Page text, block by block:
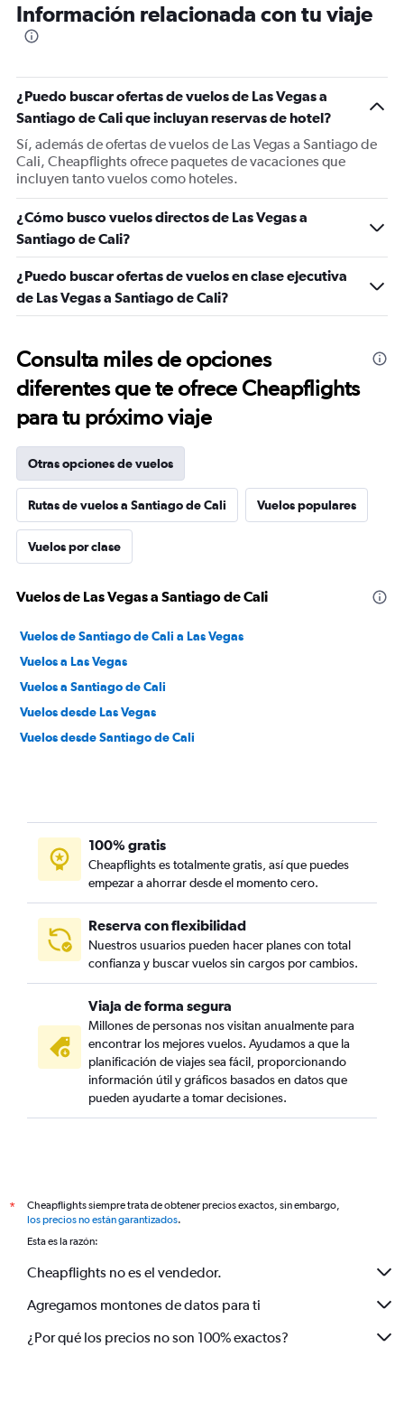
Información relacionada con tu viaje
¿Puedo buscar ofertas de vuelos de Las Vegas a
Santiago de Cali que incluyan reservas de hotel?
Sí, además de ofertas de vuelos de Las Vegas a Santiago de
Cali, Cheapflights ofrece paquetes de vacaciones que
incluyen tanto vuelos como hoteles.
¿Cómo busco vuelos directos de Las Vegas a
Santiago de Cali?
¿Puedo buscar ofertas de vuelos en clase ejecutiva
de Las Vegas a Santiago de Cali?
Consulta miles de opciones
diferentes que te ofrece Cheapflights
para tu próximo viaje
Otras opciones de vuelos
Rutas de vuelos a Santiago de Cali Vuelos populares
Vuelos por clase
Vuelos de Las Vegas a Santiago de Cali
Vuelos de Santiago de Cali a Las Vegas
Vuelos a Las Vegas
Vuelos a Santiago de Cali
Vuelos desde Las Vegas
Vuelos desde Santiago de Cali
100% gratis
Cheapflights es totalmente gratis, así que puedes
empezar a ahorrar desde el momento cero.
Reserva con flexibilidad
Nuestros usuarios pueden hacer planes con total
confianza y buscar vuelos sin cargos por cambios.
Viaja de forma segura
Millones de personas nos visitan anualmente para
encontrar los mejores vuelos. Ayudamos a que la
planificación de viajes sea fácil, proporcionando
información útil y gráficos basados en datos que
pueden ayudarte a tomar decisiones.
*
Cheapflights siempre trata de obtener precios exactos, sin embargo,
los precios no están garantizados.
Esta es la razón:
Cheapflights no es el vendedor.
Agregamos montones de datos para ti
¿Por qué los precios no son 100% exactos?